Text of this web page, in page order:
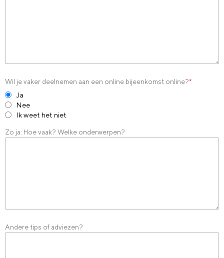
Wil je vaker deelnemen aan een online bijeenkomst online?*
Ja
Nee
Ik weet het niet
Zo ja: Hoe vaak? Welke onderwerpen?
Andere tips of adviezen?